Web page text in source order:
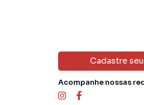
Cadastre
Acompanhe nossas